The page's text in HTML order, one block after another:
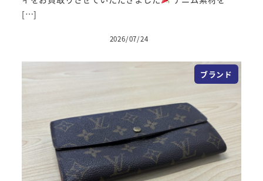
[…]
投稿日
2026/07/24
ブランド